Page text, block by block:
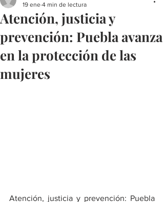
Atención, justicia y
prevención: Puebla avanza
en la protección de las
mujeres
19 ene 4 min de lectura
Atención, justicia y prevención: Puebla